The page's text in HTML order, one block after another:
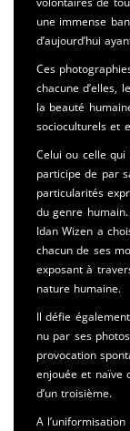
une immense
d’aujourd’hui
Ces
chacune d’elles,
la beauté
socioculturels et
Celui ou celle
participe de par
particularités
du genre humain.
Idan Wizen a
chacun de ses
exposant à
nature humaine.
Il défie
nu par ses
provocation
enjouée et naïve
d’un troisième.
A